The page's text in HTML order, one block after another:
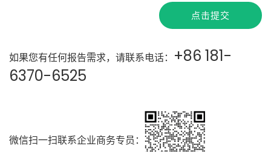
点击提交
如果您有任何报告需求，请联系电话： +86 181-
6370-6525
微信扫一扫联系企业商务专员：